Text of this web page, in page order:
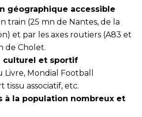
géographique accessible
train (25 mn de Nantes, de la
et par les axes routiers (A83 et
de Cholet.
culturel et sportif
Mondial Football
tissu associatif, etc.
à la population nombreux et